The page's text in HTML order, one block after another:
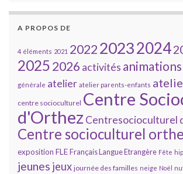
A PROPOS DE
4 éléments 2021 202220232024
20252026 activités animations
générale atelier atelier parents-enfants
centre socioculturel Centre
d'Orthez Centresocioculturel
Centre socioculturel
exposition FLE Français Langue Etrangère Fête
jeunes jeux journée des familles neige Noël